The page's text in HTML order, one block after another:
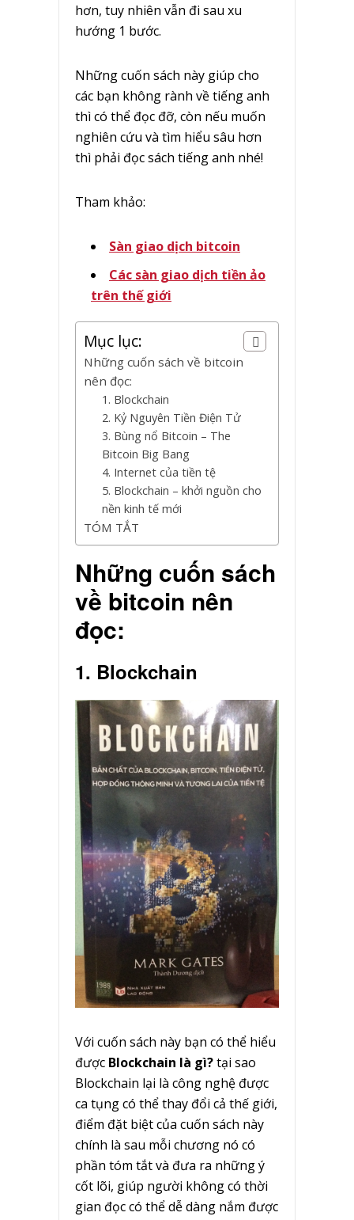
hơn, tuy nhiên vẫn đi sau xu
hướng 1 bước.
Những cuốn sách này giúp cho
các bạn không rành về tiếng anh
thì có thể đọc đỡ, còn nếu muốn
nghiên cứu và tìm hiểu sâu hơn
thì phải đọc sách tiếng anh nhé!
Tham khảo:
Sàn giao dịch bitcoin
Các sàn giao dịch tiền ảo
trên thế giới
Mục lục:
Những cuốn sách về bitcoin
nên đọc:
1. Blockchain
2. Kỷ Nguyên Tiền Điện Tử
3. Bùng nổ Bitcoin – The
Bitcoin Big Bang
4. Internet của tiền tệ
5. Blockchain – khởi nguồn cho
nền kinh tế mới
TÓM TẮT
Những cuốn sách
về bitcoin nên
đọc:
1. Blockchain
Với cuốn sách này bạn có thể hiểu
được Blockchain là gì?tại sao
Blockchain lại là công nghệ được
ca tụng có thể thay đổi cả thế giới,
điểm đặt biệt của cuốn sách này
chính là sau mỗi chương nó có
phần tóm tắt và đưa ra những ý
cốt lõi, giúp người không có thời
gian đọc có thể dễ dàng nắm được